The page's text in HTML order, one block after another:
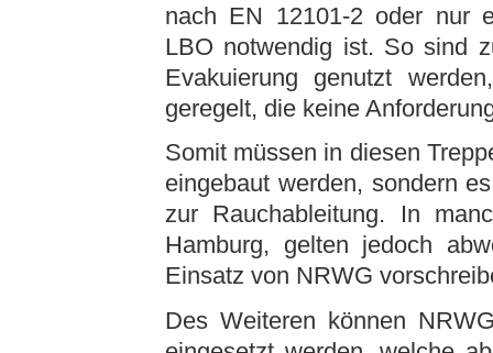
nach EN 12101-2 oder nur
LBO notwendig ist. So sind
Evakuierung genutzt
geregelt, die keine
Somit müssen in diesen
eingebaut werden, sondern
zur Rauchableitung. In
Hamburg, gelten jedoch
Einsatz von NRWG
Des Weiteren können